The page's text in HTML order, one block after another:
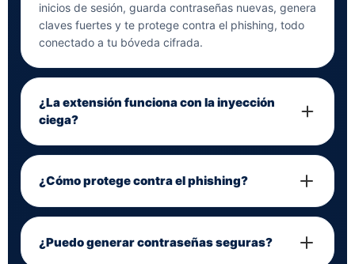
inicios de sesión, guarda contraseñas nuevas, genera
claves fuertes y te protege contra el phishing, todo
conectado a tu bóveda cifrada.
¿La extensión funciona con la inyección
ciega?
¿Cómo protege contra el phishing?
¿Puedo generar contraseñas seguras?